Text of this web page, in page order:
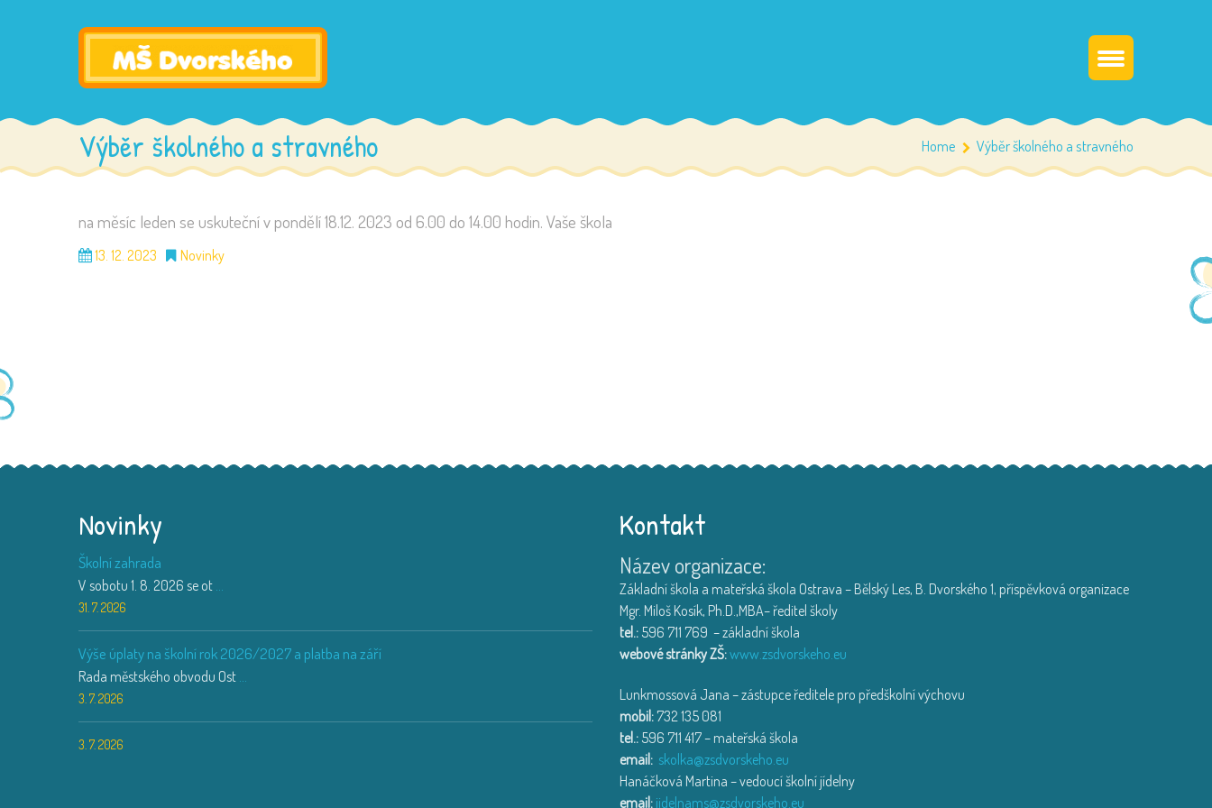
Výběr školného a stravného Home Výběr školného a stravného
na měsíc leden se uskuteční v pondělí 18.12. 2023 od 6.00 do 14.00 hodin. Vaše škola
13. 12. 2023 Novinky
Novinky
Školní zahrada
V sobotu 1. 8. 2026 se ot ...
31. 7. 2026
Výše úplaty na školní rok 2026/2027 a platba na září
Rada městského obvodu Ost ...
3. 7. 2026
3. 7. 2026
Výlet na farmu v Hlučín
Děti ze třídy Muchomůrka...
18. 6. 2026
Třída Motýlek a Jahůdka na exkurzi
14. 6. 2026
Den dětí se sovičkou
Den dětí v MŠ Dne 2.6.202...
14. 6. 2026
Kontakt
Název organizace:
Základní škola a mateřská škola Ostrava – Bělský Les, B. Dvorského 1, příspěvková organizace
Mgr. Miloš Kosík, Ph.D.,MBA– ředitel školy
tel.: 596 711 769 – základní škola
webové stránky ZŠ:www.zsdvorskeho.eu
Lunkmossová Jana – zástupce ředitele pro předškolní výchovu
mobil: 732 135 081
tel.: 596 711 417 – mateřská škola
email: skolka@zsdvorskeho.eu
Hanáčková Martina – vedoucí školní jídelny
email: jidelnams@zsdvorskeho.eu